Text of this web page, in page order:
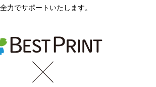
力でサポートいたします。